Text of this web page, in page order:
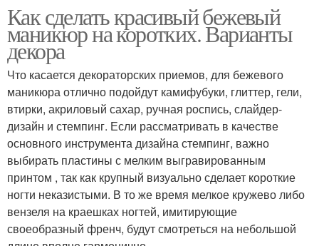
Как сделать красивый бежевый
маникюр на коротких. Варианты
декора
Что касается декораторских приемов, для бежевого
маникюра отлично подойдут камифубуки, глиттер, гели,
втирки, акриловый сахар, ручная роспись, слайдер-
дизайн и стемпинг. Если рассматривать в качестве
основного инструмента дизайна стемпинг, важно
выбирать пластины с мелким выгравированным
принтом , так как крупный визуально сделает короткие
ногти неказистыми. В то же время мелкое кружево либо
вензеля на краешках ногтей, имитирующие
своеобразный френч, будут смотреться на небольшой